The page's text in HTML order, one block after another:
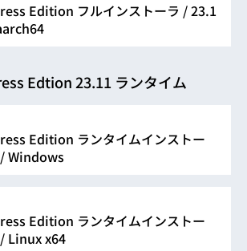
Edition フルインストーラ / 23.1
Edtion 23.11 ランタイム
Edition ランタイムインストー
Windows
Edition ランタイムインストー
Linux x64